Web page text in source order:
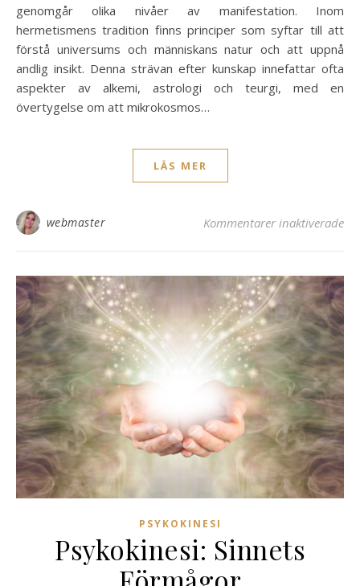
genomgår olika nivåer av manifestation. Inom
hermetismens tradition finns principer som syftar till att
förstå universums och människans natur och att uppnå
andlig insikt. Denna strävan efter kunskap innefattar ofta
aspekter av alkemi, astrologi och teurgi, med en
övertygelse om att mikrokosmos…
LÄS MER
webmaster Kommentarer inaktiveradeför
PSYKOKINESI
Psykokinesi: Sinnets